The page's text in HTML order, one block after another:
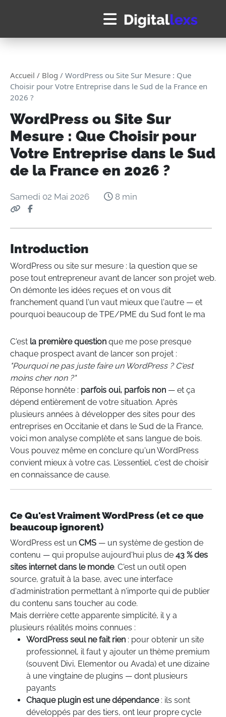
Accueil / Blog / WordPress ou Site Sur Mesure : Que
Choisir pour Votre Entreprise dans le Sud de la France en
2026 ?
WordPress ou Site Sur
Mesure : Que Choisir pour
Votre Entreprise dans le Sud
de la France en 2026 ?
Samedi 02 Mai 2026 8 min
Introduction
WordPress ou site sur mesure : la question que se
pose tout entrepreneur avant de lancer son projet web.
On démonte les idées reçues et on vous dit
franchement quand l'un vaut mieux que l'autre — et
pourquoi beaucoup de TPE/PME du Sud font le ma
C'est la première question que me pose presque
chaque prospect avant de lancer son projet :
"Pourquoi ne pas juste faire un WordPress ? C'est
moins cher non ?"
Réponse honnête : parfois oui, parfois non — et ça
dépend entièrement de votre situation. Après
plusieurs années à développer des sites pour des
entreprises en Occitanie et dans le Sud de la France,
voici mon analyse complète et sans langue de bois.
Vous pouvez même en conclure qu'un WordPress
convient mieux à votre cas. L'essentiel, c'est de choisir
en connaissance de cause.
Ce Qu'est Vraiment WordPress (et ce que
beaucoup ignorent)
WordPress est un CMS — un système de gestion de
contenu — qui propulse aujourd'hui plus de 43 % des
sites internet dans le monde. C'est un outil open
source, gratuit à la base, avec une interface
d'administration permettant à n'importe qui de publier
du contenu sans toucher au code.
Mais derrière cette apparente simplicité, il y a
plusieurs réalités moins connues :
WordPress seul ne fait rien : pour obtenir un site
professionnel, il faut y ajouter un thème premium
(souvent Divi, Elementor ou Avada) et une dizaine
à une vingtaine de plugins — dont plusieurs
payants
Chaque plugin est une dépendance: ils sont
développés par des tiers, ont leur propre cycle